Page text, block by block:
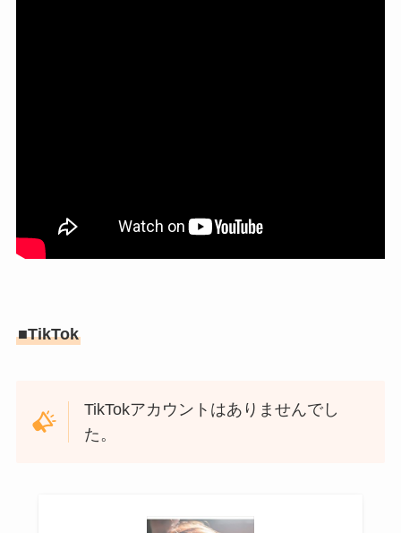
■TikTok
TikTokアカウントはありませんでし
た。